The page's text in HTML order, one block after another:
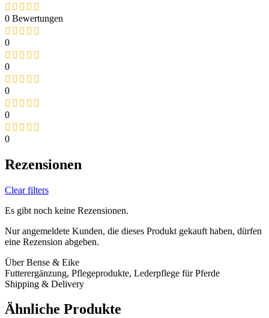
0 Bewertungen
0
0
0
0
0
Rezensionen
Clear filters
Es gibt noch keine Rezensionen.
Nur angemeldete Kunden, die dieses Produkt gekauft haben, dürfen
eine Rezension abgeben.
Über Bense & Eike
Futterergänzung, Pflegeprodukte, Lederpflege für Pferde
Shipping & Delivery
Ähnliche Produkte